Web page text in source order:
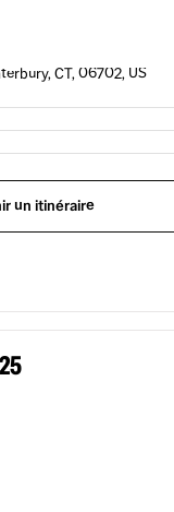
CT, 06702, US
un itinéraire